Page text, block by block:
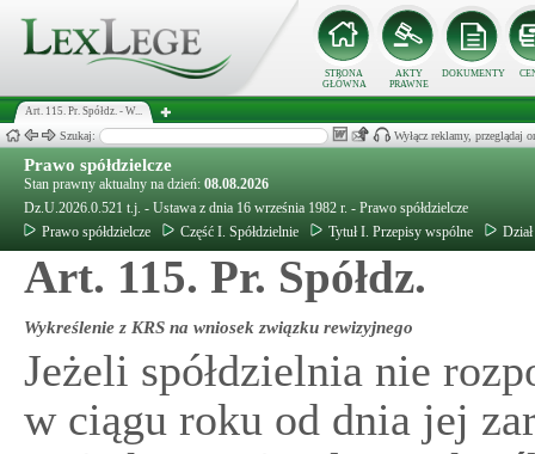
STRONA
GŁÓWNA
AKTY
PRAWNE
DOKUMENTY
Art. 115. Pr. Spółdz. - W...
Szukaj: Wyłącz reklamy, przeglądaj
Prawo spółdzielcze
Stan prawny aktualny na dzień: 08.08.2026
Dz.U.2026.0.521 t.j. - Ustawa z dnia 16 września 1982 r. - Prawo spółdzielcze
Prawo spółdzielcze
Część I. Spółdzielnie Tytuł I. Przepisy wspólne
Art. 115. Pr. Spółdz.
Wykreślenie z KRS na wniosek związku rewizyjnego
Jeżeli spółdzielnia nie
w ciągu roku od dnia jej